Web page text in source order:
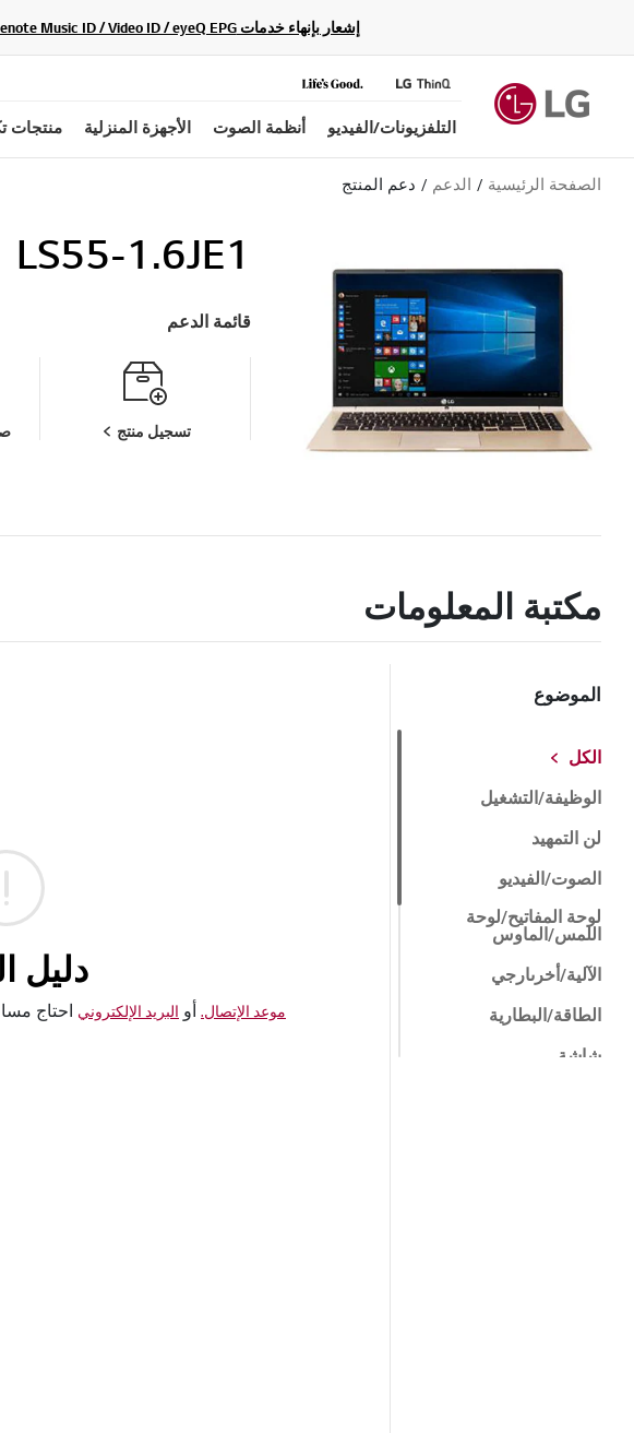
إشعار بإنهاء خدمات Gracenote Music ID / Video ID / eyeQ EPG لأجهزة مشغّل Blu-ray وأنظمة المسرح المنزلي Blu-ray، حيث لن تكون متاحة بعد الآن.
التلفزيونات/الفيديو أنظمة الصوت الأجهزة المنزلية منتجات
الصفحة الرئيسية الدعم دعم المنتج
LS55-1.6JE1
قائمة الدعم
تسجيل منتج
مكتبة المعلومات
الموضوع
الكل
الوظيفة/التشغيل
لن التمهيد
الصوت/الفيديو
لوحة المفاتيح/لوحة
اللمس/الماوس
الآلية/أخرىارجي
الطاقة/البطارية
شاشة
دليل
موعد الإتصال. أو البريد الإلكتروني احتاج